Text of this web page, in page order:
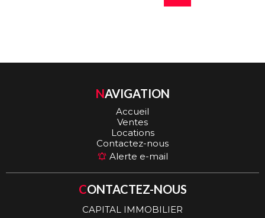
NAVIGATION
Accueil
Ventes
Locations
Contactez-nous
Alerte e-mail
CONTACTEZ-NOUS
CAPITAL IMMOBILIER